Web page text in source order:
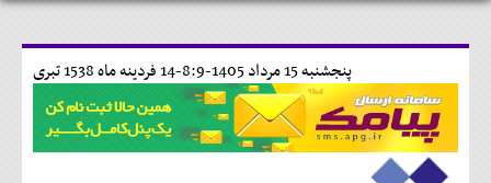
14 فردينه ماه 1538 تبری پنجشنبه 15 مرداد 1405-8:9-